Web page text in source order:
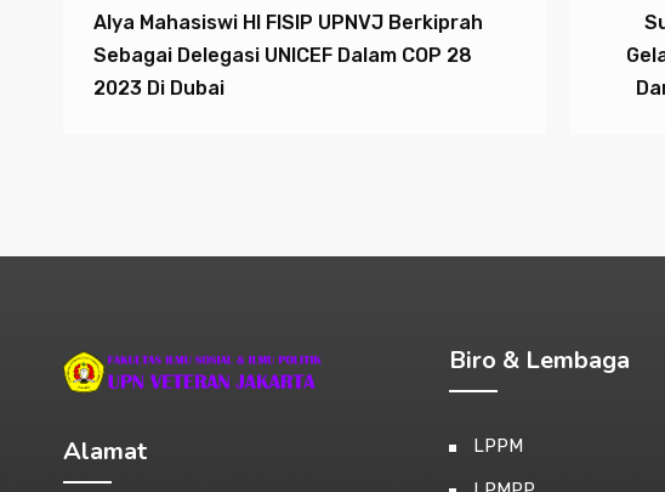
Alya Mahasiswi HI FISIP UPNVJ Berkiprah
Sebagai Delegasi UNICEF Dalam COP 28
2023 Di Dubai
Alamat
Biro & Lembaga
LPPM